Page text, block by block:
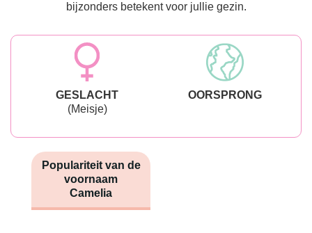
bijzonders betekent voor jullie gezin.
GESLACHT
(Meisje)
OORSPRONG
Populariteit van de
voornaam
Camelia